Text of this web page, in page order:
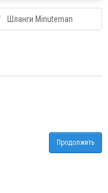
Шланги Minuteman
Продолжить